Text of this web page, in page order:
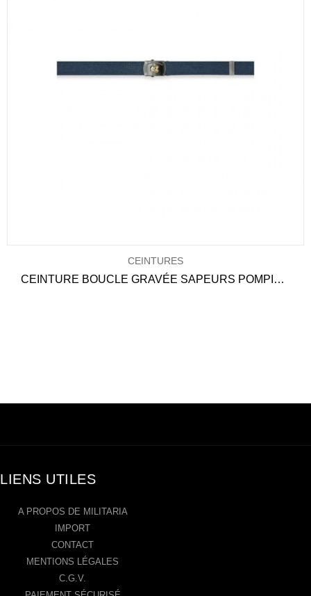
CEINTURES
CEINTURE BOUCLE GRAVÉE SAPEURS POMPIERS
LIENS UTILES
A PROPOS DE MILITARIA
IMPORT
CONTACT
MENTIONS LÉGALES
C.G.V.